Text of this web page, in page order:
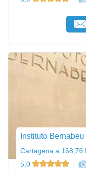
Instituto
Cartagena a 168,76
5,0